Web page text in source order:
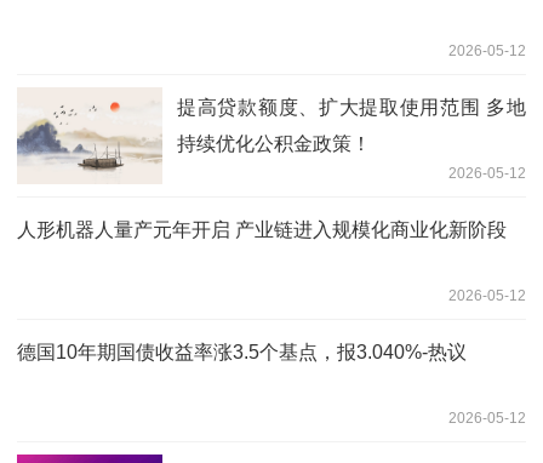
2026-05-12
提高贷款额度、扩大提取使用范围 多地
持续优化公积金政策！
2026-05-12
人形机器人量产元年开启 产业链进入规模化商业化新阶段
2026-05-12
德国10年期国债收益率涨3.5个基点，报3.040%-热议
2026-05-12